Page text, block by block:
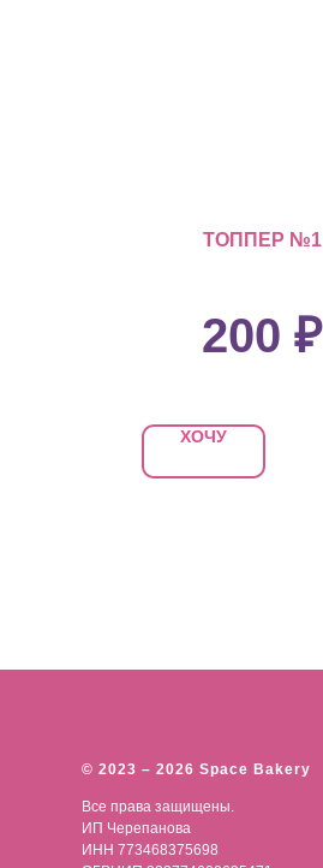
ТОППЕР №1
200 ₽
ХОЧУ
© 2023 – 2026 Space Bakery
Все права защищены.
ИП Черепанова
ИНН 773468375698